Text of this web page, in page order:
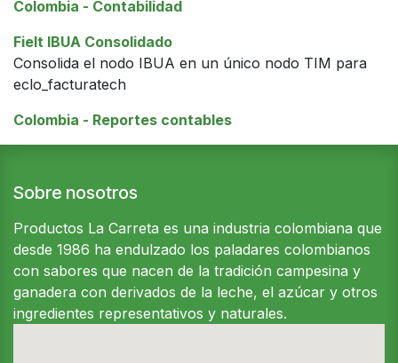
Colombia - Contabilidad
Fielt IBUA Consolidado
Consolida el nodo IBUA en un único nodo TIM para
eclo_facturatech
Colombia - Reportes contables
Sobre nosotros
Productos La Carreta es una industria colombiana que
desde 1986 ha endulzado los paladares colombianos
con sabores que nacen de la tradición campesina y
ganadera con derivados de la leche, el azúcar y otros
ingredientes representativos y naturales.